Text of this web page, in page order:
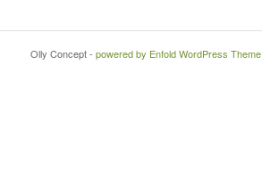
Olly Concept - powered by Enfold WordPress Theme